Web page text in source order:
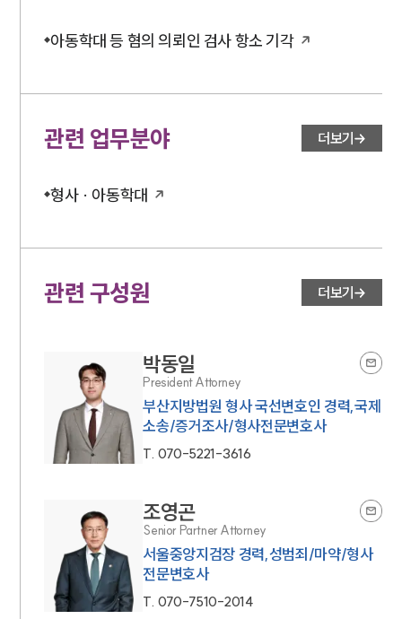
아동학대 등 혐의 의뢰인 검사 항소 기각
관련 업무분야 더보기
형사 · 아동학대
관련 구성원 더보기
박동일
President Attorney
부산지방법원 형사 국선변호인 경력,국제
소송/증거조사/형사전문변호사
T. 070-5221-3616
조영곤
Senior Partner Attorney
서울중앙지검장 경력,성범죄/마약/형사
전문변호사
T. 070-7510-2014